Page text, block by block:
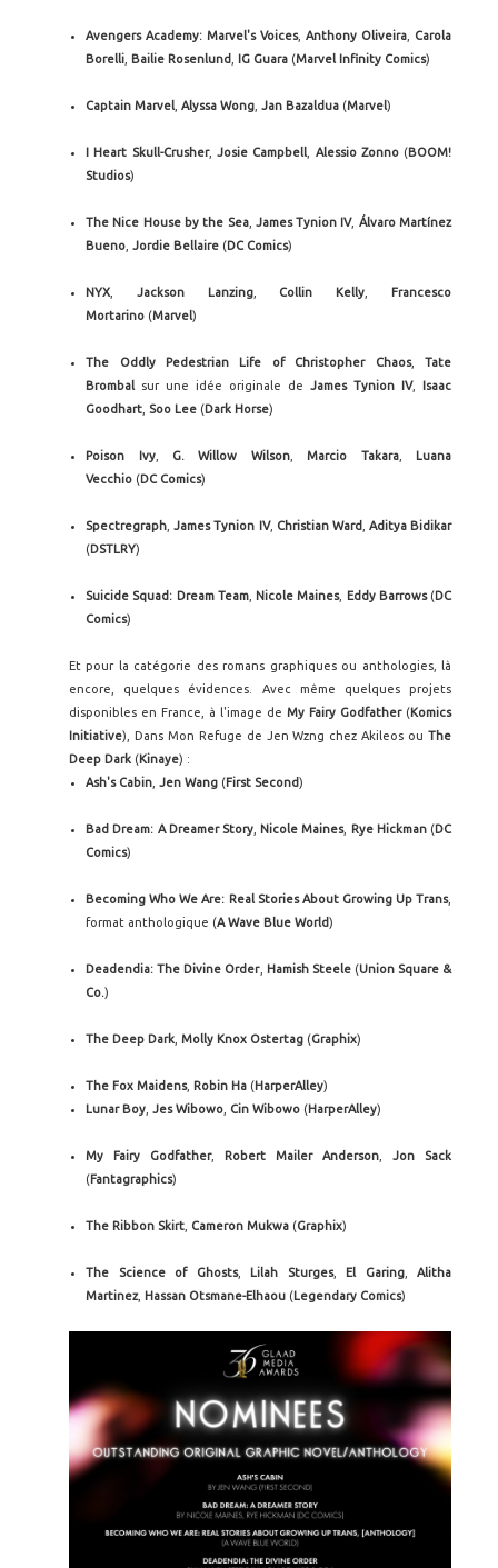
Avengers Academy: Marvel's Voices,Anthony Oliveira
Carola
Borelli
Bailie Rosenlund IG Guara (Marvel Infinity Comics)
Captain Marvel ,Alyssa Wong ,Jan Bazaldua (Marvel)
I Heart Skull-Crusher, Josie Campbell Alessio Zonno(BOOM!
Studios)
The Nice House by the Sea, James Tynion IV, Álvaro Martínez
Bueno ,Jordie Bellaire (DC Comics)
NYX Jackson Lanzing, Collin Kelly
Francesco
Mortarino (Marvel)
The Oddly Pedestrian Life of Christopher Chaos,Tate
Brombal sur une idée originale deJames Tynion IV,
Isaac
Goodhart Soo Lee (Dark Horse)
Poison Ivy, G. Willow Wilson,Marcio Takara,
Luana
Vecchio (DC Comics)
Spectregraph ,James Tynion IV, Christian Ward
Aditya Bidikar
(DSTLRY)
Suicide Squad: Dream Team, Nicole Maines, Eddy Barrows(DC
Comics)
Et pour la catégorie des romans graphiques ou anthologies, là
encore, quelques évidences. Avec même quelques projets
disponibles en France, à l'image de My Fairy Godfather(Komics
Initiative), Dans Mon Refuge de Jen Wzng chez Akileos ou The
Deep Dark (Kinaye) :
Ash's Cabin ,Jen Wang (First Second)
Bad Dream: A Dreamer Story Nicole Maines, Rye Hickman(DC
Comics)
Becoming Who We Are: Real Stories About Growing Up Trans,
format anthologique (A Wave Blue World)
Deadendia: The Divine Order, Hamish Steele(Union Square &
Co.)
The Deep Dark ,Molly Knox Ostertag (Graphix)
The Fox Maidens, Robin Ha (HarperAlley)
Lunar Boy ,Jes Wibowo Cin Wibowo (HarperAlley)
My Fairy Godfather, Robert Mailer Anderson ,Jon Sack
(Fantagraphics)
The Ribbon Skirt Cameron Mukwa (Graphix)
The Science of Ghosts, Lilah Sturges, El Garing,Alitha
Martinez, Hassan Otsmane-Elhaou (Legendary Comics)